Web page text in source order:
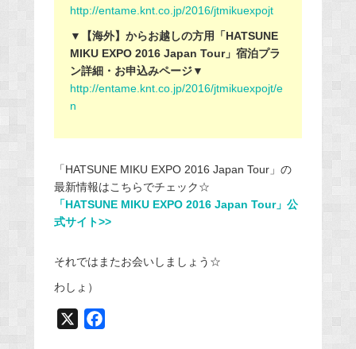
http://entame.knt.co.jp/2016/jtmikuexpojt
▼【海外】からお越しの方用「HATSUNE
MIKU EXPO 2016 Japan Tour」宿泊プラ
ン詳細・お申込みページ▼
http://entame.knt.co.jp/2016/jtmikuexpojt/e
n
「HATSUNE MIKU EXPO 2016 Japan Tour」の
最新情報はこちらでチェック☆
「HATSUNE MIKU EXPO 2016 Japan Tour」公
式サイト>>
それではまたお会いしましょう☆
わしょ）